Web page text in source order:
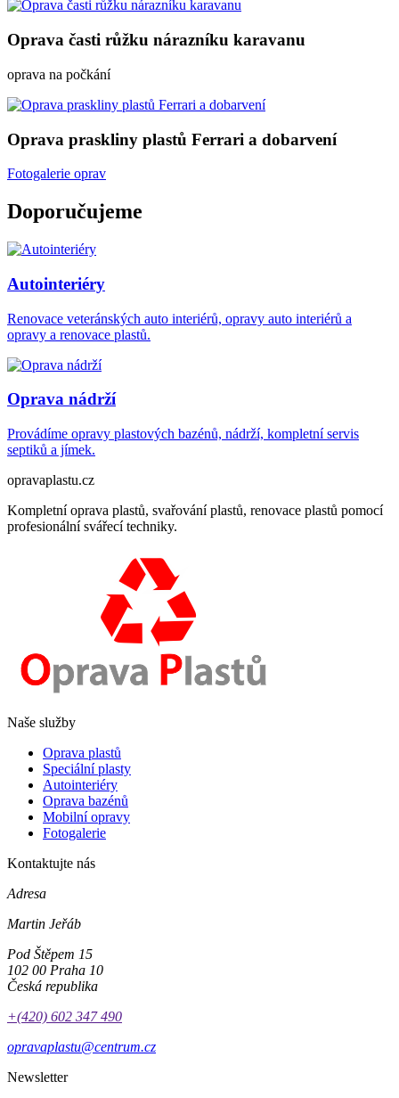
Oprava časti růžku nárazníku karavanu
oprava na počkání
Oprava praskliny plastů Ferrari a dobarvení
Fotogalerie oprav
Doporučujeme
Autointeriéry
Renovace veteránských auto interiérů, opravy auto interiérů a
opravy a renovace plastů.
Oprava nádrží
Provádíme opravy plastových bazénů, nádrží, kompletní servis
septiků a jímek.
opravaplastu.cz
Kompletní oprava plastů, svařování plastů, renovace plastů pomocí
profesionální svářecí techniky.
Naše služby
Oprava plastů
Speciální plasty
Autointeriéry
Oprava bazénů
Mobilní opravy
Fotogalerie
Kontaktujte nás
Adresa
Martin Jeřáb
Pod Štěpem 15
102 00 Praha 10
Česká republika
+(420) 602 347 490
opravaplastu@centrum.cz
Newsletter